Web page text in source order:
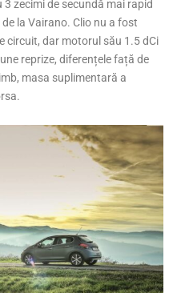
zecimi de secundă mai rapid
la Vairano. Clio nu a fost
circuit, dar motorul său 1.5 dCi
reprize, diferențele față de
masa suplimentară a